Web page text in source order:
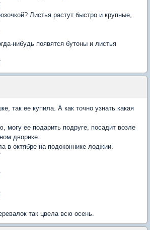
Листья растут быстро и крупные,
нибудь появятся бутоны и листья
так ее купила. А как точно узнать какая
могу ее подарить подруге, посадит возле
дворике.
в октябре на подоконнике лоджии.
так цвела всю оcень.